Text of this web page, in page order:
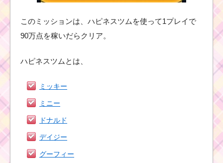
このミッションは、ハピネスツムを使って1プレイで
90万点を稼いだらクリア。
ハピネスツムとは、
ミッキー
ミニー
ドナルド
デイジー
グーフィー